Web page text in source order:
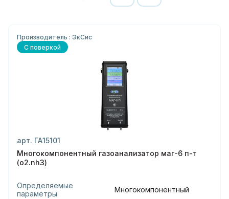
Производитель : ЭкСис
С поверкой
арт. ГА15101
Многокомпонентный газоанализатор маг-6 п-т
(o2.nh3)
Определяемые
параметры:
Многокомпонентный